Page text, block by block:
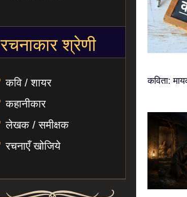
कविता:
रचनाकार श्रेणी
कवि / शायर
कहानीकार
लेखक / समीक्षक
रचनाएँ खोजिये